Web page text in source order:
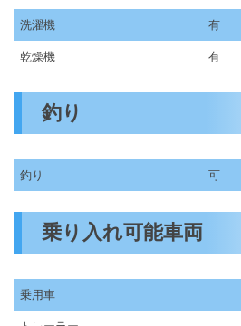
洗濯機 有
乾燥機 有
釣り
釣り 可
乗り入れ可能車両
乗用車